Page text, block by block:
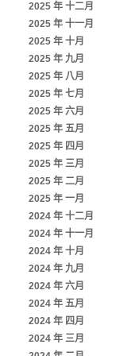
2025 年 十二月
2025 年 十一月
2025 年 十月
2025 年 九月
2025 年 八月
2025 年 七月
2025 年 六月
2025 年 五月
2025 年 四月
2025 年 三月
2025 年 二月
2025 年 一月
2024 年 十二月
2024 年 十一月
2024 年 十月
2024 年 九月
2024 年 六月
2024 年 五月
2024 年 四月
2024 年 三月